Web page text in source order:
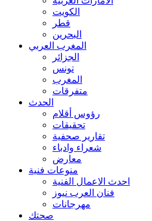
الكويت
قطر
البحرين
المغرب العربي
الجزائر
تونس
المغرب
متفرقات
الحدث
رؤوس أقلام
تحقيقات
تقارير صحفية
شعراء وادباء
معارض
منوعات فنية
احدث الاعمال الفنية
فنان العرب نيوز
مهرجانات
صحتك